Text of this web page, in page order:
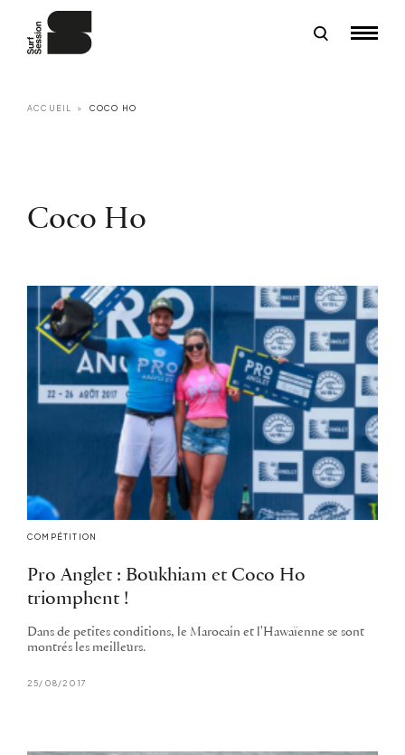
ACCUEIL COCO HO
Coco Ho
COMPÉTITION
Pro Anglet : Boukhiam et Coco Ho
triomphent !
Dans de petites conditions, le Marocain et l'Hawaïenne se sont
montrés les meilleurs.
25/08/2017